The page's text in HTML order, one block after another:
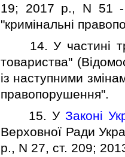
19; 2017 р., N 51 -
"кримiнальнi
14. У частинi
товариства"
iз наступними
правопорушення".
15. У Законi
Верховної Ради
р., N 27, ст. 209;